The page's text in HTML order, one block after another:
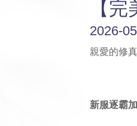
【
2026-
親愛的修
新服逐霸